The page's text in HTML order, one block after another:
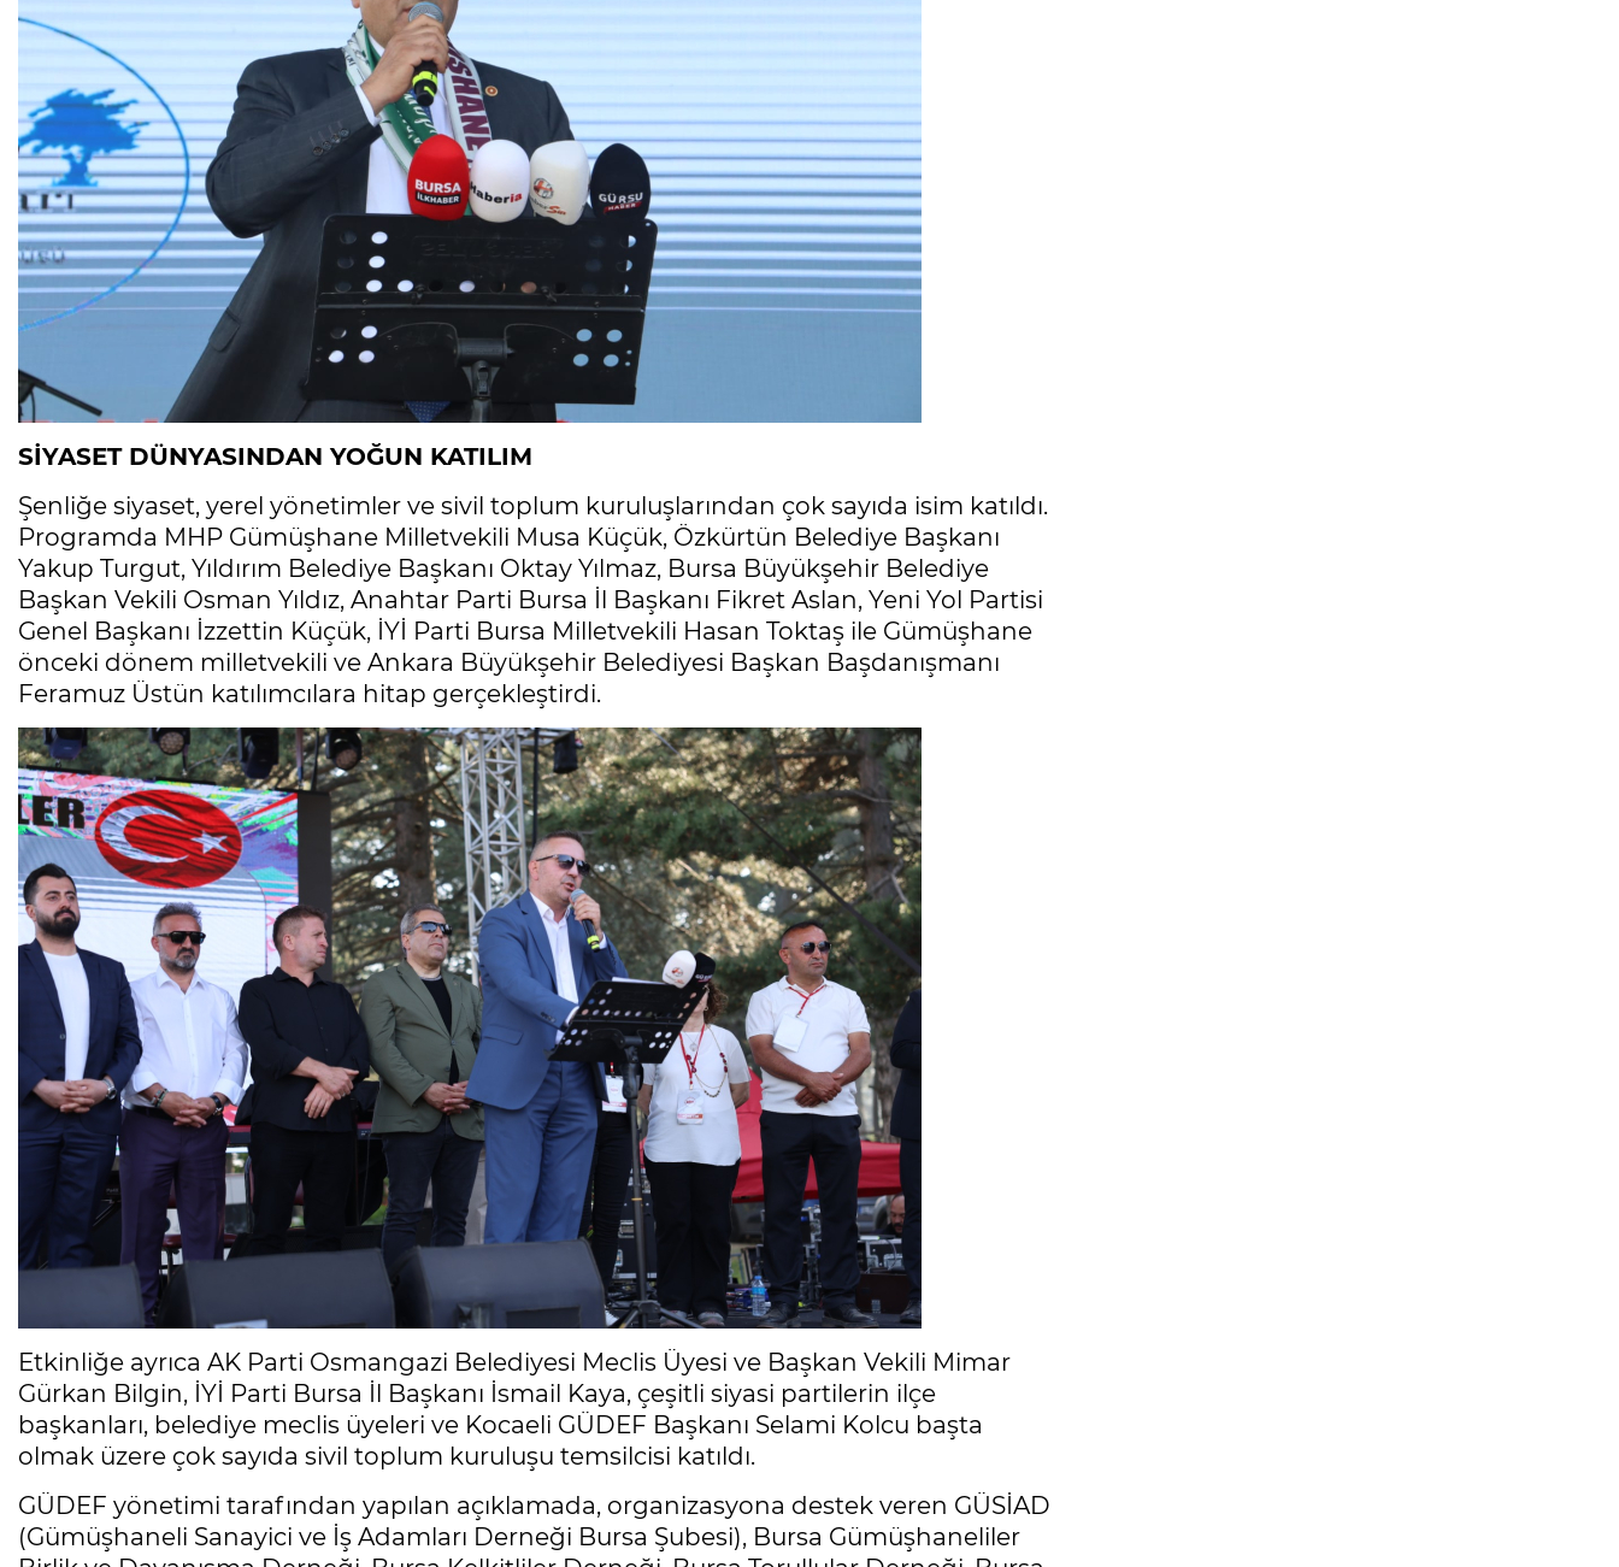
SİYASET DÜNYASINDAN YOĞUN KATILIM
Şenliğe siyaset, yerel yönetimler ve sivil toplum kuruluşlarından çok sayıda isim katıldı.
Programda MHP Gümüşhane Milletvekili Musa Küçük, Özkürtün Belediye Başkanı
Yakup Turgut, Yıldırım Belediye Başkanı Oktay Yılmaz, Bursa Büyükşehir Belediye
Başkan Vekili Osman Yıldız, Anahtar Parti Bursa İl Başkanı Fikret Aslan, Yeni Yol Partisi
Genel Başkanı İzzettin Küçük, İYİ Parti Bursa Milletvekili Hasan Toktaş ile Gümüşhane
önceki dönem milletvekili ve Ankara Büyükşehir Belediyesi Başkan Başdanışmanı
Feramuz Üstün katılımcılara hitap gerçekleştirdi.
Etkinliğe ayrıca AK Parti Osmangazi Belediyesi Meclis Üyesi ve Başkan Vekili Mimar
Gürkan Bilgin, İYİ Parti Bursa İl Başkanı İsmail Kaya, çeşitli siyasi partilerin ilçe
başkanları, belediye meclis üyeleri ve Kocaeli GÜDEF Başkanı Selami Kolcu başta
olmak üzere çok sayıda sivil toplum kuruluşu temsilcisi katıldı.
GÜDEF yönetimi tarafından yapılan açıklamada, organizasyona destek veren GÜSİAD
(Gümüşhaneli Sanayici ve İş Adamları Derneği Bursa Şubesi), Bursa Gümüşhaneliler